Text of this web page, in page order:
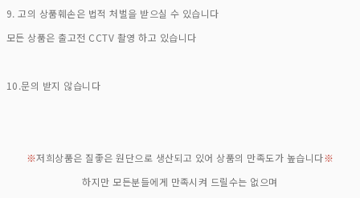
9. 고의 상품훼손은 법적 처벌을 받으실 수 있습니다
모든 상품은 출고전 CCTV 촬영 하고 있습니다
10.문의 받지 않습니다
※저희상품은 질좋은 원단으로 생산되고 있어 상품의 만족도가 높습니다※
하지만 모든분들에게 만족시켜 드릴수는 없으며